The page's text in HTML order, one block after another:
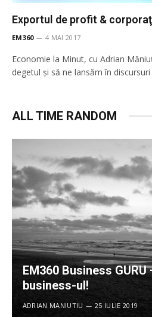
Exportul de profit &
EM360 4 MAI 2017
Economie la Minut, cu Adrian
degetul şi să ne lansăm în
ALL TIME RANDOM
EM360 Business
business-ul!
ADRIAN MANIUTIU 25 IULIE 2019